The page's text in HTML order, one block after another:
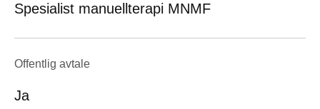
Spesialist manuellterapi MNMF
Offentlig avtale
Ja